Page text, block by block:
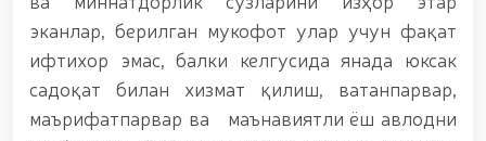
девони ҳудудида бунёд этилган ёдгорлик
мажмуаси пойига гул қўйишиб, уларнинг
хотирасига ҳурмат бажо келтиришди / /
Ўзбекистон Республикаси Президентининг
“Ўзбекистон Республикаси Қуролли Кучлари
ташкил этилганининг 34 йиллиги ҳамда Ватан
эканлар, берилган мукофот улар учун фақат
ифтихор эмас, балки келгусида янада юксак
садоқат билан хизмат қилиш, ватанпарвар,
маърифатпарвар ва маънавиятли ёш авлодни